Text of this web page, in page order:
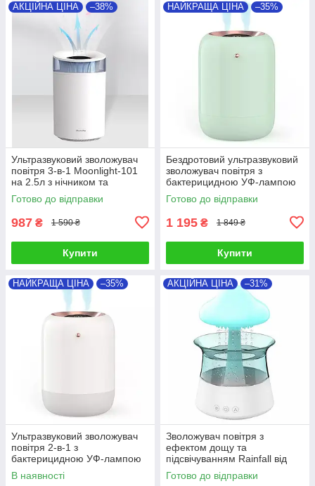
АКЦІЙНА ЦІНА –38%
Ультразвуковий зволожувач
повітря 3-в-1 Moonlight-101
на 2.5л з нічником та
аромаслотом
Готово до відправки
987 ₴ 1 590 ₴
Купити
НАЙКРАЩА ЦІНА –35%
Бездротовий ультразвуковий
зволожувач повітря з
бактерицидною УФ-лампою
Alto-101
Готово до відправки
1 195 ₴ 1 849 ₴
Купити
НАЙКРАЩА ЦІНА –35%
Ультразвуковий зволожувач
повітря 2-в-1 з
бактерицидною УФ-лампою
Alto-101 на акумуляторі
В наявності
АКЦІЙНА ЦІНА –31%
Зволожувач повітря з
ефектом дощу та
підсвічуванням Rainfall від
Doctor-101 (зелений,
червоний)
Готово до відправки